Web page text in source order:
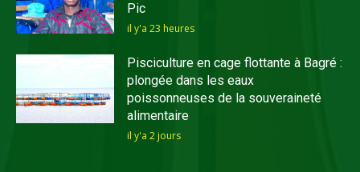
Pic
il y'a 23 heures
Pisciculture en cage flottante à Bagré :
plongée dans les eaux
poissonneuses de la souveraineté
alimentaire
il y'a 2 jours